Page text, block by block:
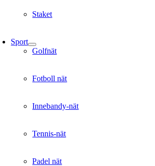
Staket
Sport
Golfnät
Fotboll nät
Innebandy-nät
Tennis-nät
Padel nät